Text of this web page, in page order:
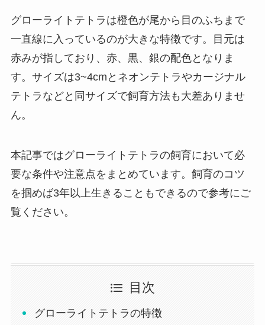
グローライトテトラは橙色が尾から目のふちまで
一直線に入っているのが大きな特徴です。目元は
赤みが指しており、赤、黒、銀の配色となりま
す。サイズは3~4cmとネオンテトラやカージナル
テトラなどと同サイズで飼育方法も大差ありませ
ん。
本記事ではグローライトテトラの飼育において必
要な条件や注意点をまとめています。飼育のコツ
を掴めば3年以上生きることもできるので参考にご
覧ください。
目次
グローライトテトラの特徴